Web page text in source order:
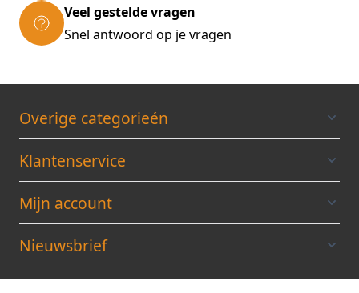
Veel gestelde vragen
Snel antwoord op je vragen
Overige categorieén
Klantenservice
Mijn account
Nieuwsbrief